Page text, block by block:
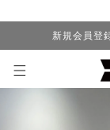
新規会員登